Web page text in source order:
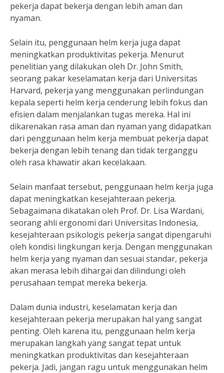
pekerja dapat bekerja dengan lebih aman dan
nyaman.
Selain itu, penggunaan helm kerja juga dapat
meningkatkan produktivitas pekerja. Menurut
penelitian yang dilakukan oleh Dr. John Smith,
seorang pakar keselamatan kerja dari Universitas
Harvard, pekerja yang menggunakan perlindungan
kepala seperti helm kerja cenderung lebih fokus dan
efisien dalam menjalankan tugas mereka. Hal ini
dikarenakan rasa aman dan nyaman yang didapatkan
dari penggunaan helm kerja membuat pekerja dapat
bekerja dengan lebih tenang dan tidak terganggu
oleh rasa khawatir akan kecelakaan.
Selain manfaat tersebut, penggunaan helm kerja juga
dapat meningkatkan kesejahteraan pekerja.
Sebagaimana dikatakan oleh Prof. Dr. Lisa Wardani,
seorang ahli ergonomi dari Universitas Indonesia,
kesejahteraan psikologis pekerja sangat dipengaruhi
oleh kondisi lingkungan kerja. Dengan menggunakan
helm kerja yang nyaman dan sesuai standar, pekerja
akan merasa lebih dihargai dan dilindungi oleh
perusahaan tempat mereka bekerja.
Dalam dunia industri, keselamatan kerja dan
kesejahteraan pekerja merupakan hal yang sangat
penting. Oleh karena itu, penggunaan helm kerja
merupakan langkah yang sangat tepat untuk
meningkatkan produktivitas dan kesejahteraan
pekerja. Jadi, jangan ragu untuk menggunakan helm